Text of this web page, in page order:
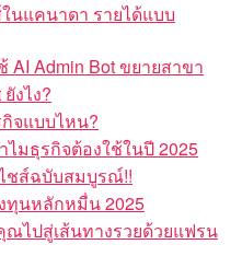
นแคนาดา รายได้แบบ
Admin Bot ขยายสาขา
งไง?
กิจแบบไหน?
ไมธุรกิจต้องใช้ในปี 2025
ชส์ฉบับสมบูรณ์!!
ทุนหลักหมื่น 2025
ไปสู่เส้นทางรวยด้วยแฟรน